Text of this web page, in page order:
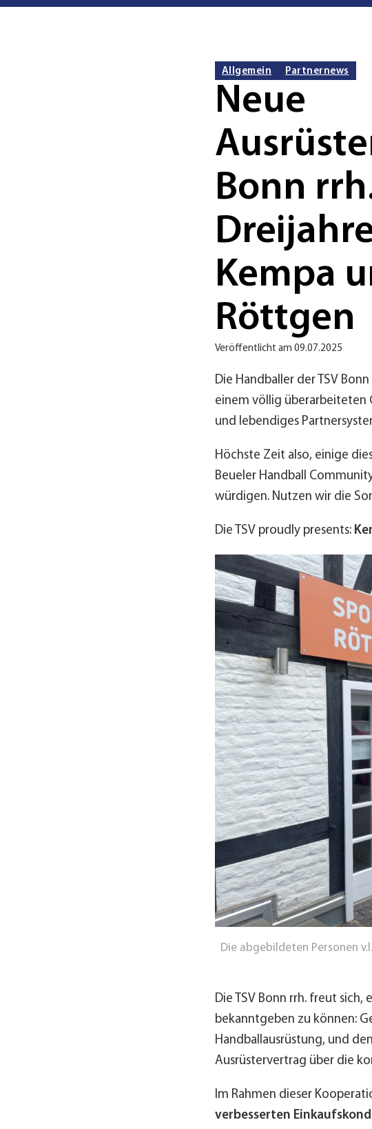
Allgemein Partnernews
Neue
Bonn
Kempa
Röttgen
Veröffentlicht am 09.07.2025
Die Handballer der TSV
einem völlig überarbeiteten
und lebendiges
Höchste Zeit also, einige
Beueler Handball
würdigen. Nutzen wir die
Die TSV proudly presents:
Die abgebildeten Personen
Die TSV Bonn rrh. freut
bekanntgeben zu können:
Handballausrüstung, und
Ausrüstervertrag über die
Im Rahmen dieser
verbesserten